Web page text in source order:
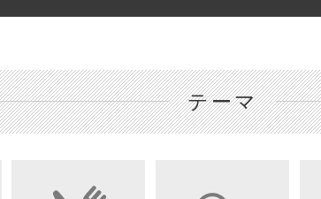
テーマ